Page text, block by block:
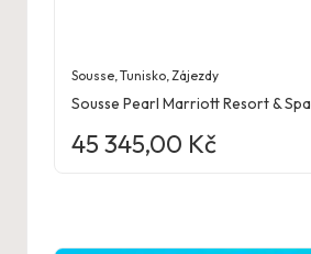
Sousse ,Tunisko Zájezdy
Sousse Pearl Marriott Resort & Spa
45 345,00 Kč